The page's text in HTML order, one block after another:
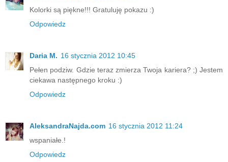
Kolorki są piękne!!! Gratuluję pokazu :)
Odpowiedz
Daria M. 16 stycznia 2012 10:45
Pełen podziw. Gdzie teraz zmierza Twoja kariera? ;) Jestem
ciekawa następnego kroku :)
Odpowiedz
AleksandraNajda.com 16 stycznia 2012 11:24
wspaniałe.!
Odpowiedz